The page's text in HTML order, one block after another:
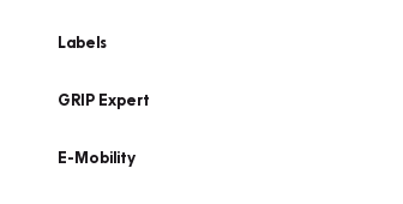
Labels
GRIP Expert
E-Mobility